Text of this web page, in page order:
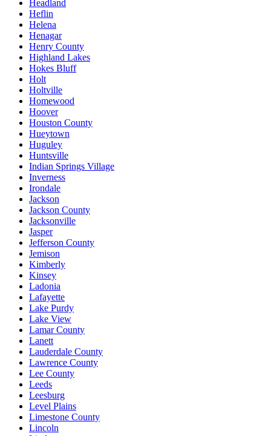
Headland
Heflin
Helena
Henagar
Henry County
Highland Lakes
Hokes Bluff
Holt
Holtville
Homewood
Hoover
Houston County
Hueytown
Huguley
Huntsville
Indian Springs Village
Inverness
Irondale
Jackson
Jackson County
Jacksonville
Jasper
Jefferson County
Jemison
Kimberly
Kinsey
Ladonia
Lafayette
Lake Purdy
Lake View
Lamar County
Lanett
Lauderdale County
Lawrence County
Lee County
Leeds
Leesburg
Level Plains
Limestone County
Lincoln